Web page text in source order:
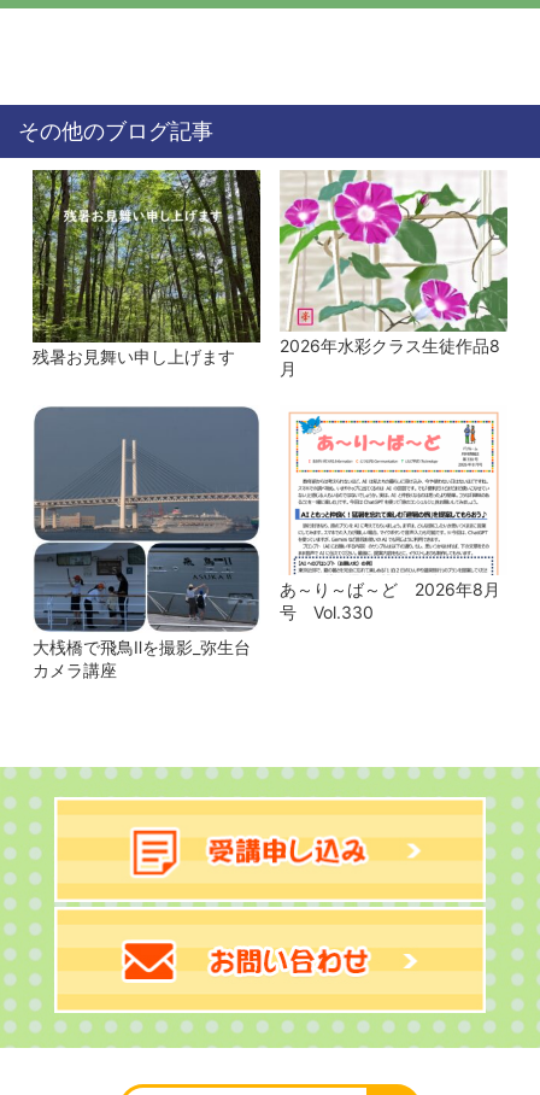
その他のブログ記事
残暑お見舞い申し上げます
2026年水彩クラス生徒作品8
月
大桟橋で飛鳥Ⅱを撮影_弥生台
カメラ講座
あ～り～ば～ど 2026年8月
号 Vol.330